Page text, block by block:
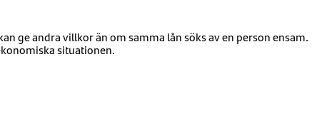
ge andra villkor än om samma lån söks av en person ensam.
situationen.